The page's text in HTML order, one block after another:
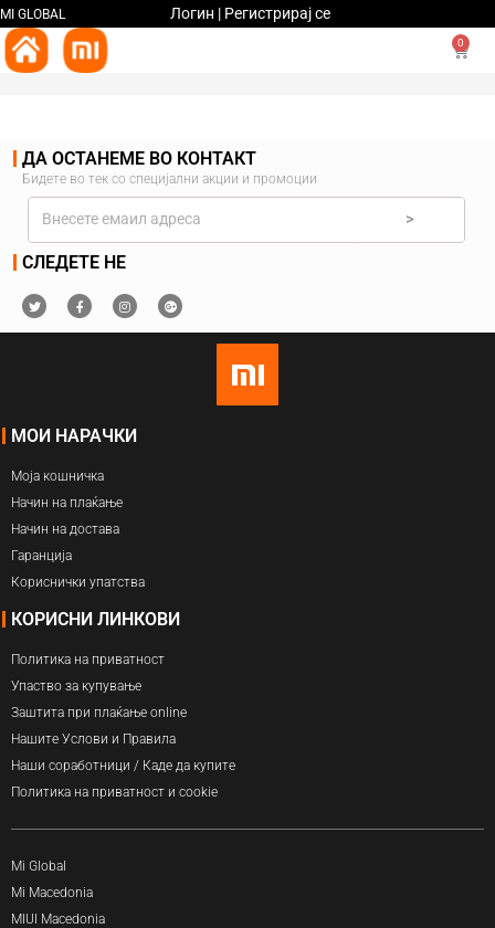
MI GLOBAL Логин | Регистрирај се
0
ДА ОСТАНЕМЕ ВО КОНТАКТ
Бидете во тек со специјални акции и промоции
>
СЛЕДЕТЕ НЕ
МОИ НАРАЧКИ
Моја кошничка
Начин на плаќање
Начин на достава
Гаранција
Кориснички упатства
КОРИСНИ ЛИНКОВИ
Политика на приватност
Упаство за купување
Заштита при плаќање online
Нашите Услови и Правила
Наши соработници / Каде да купите
Политика на приватност и cookie
Mi Global
Mi Macedonia
MIUI Macedonia